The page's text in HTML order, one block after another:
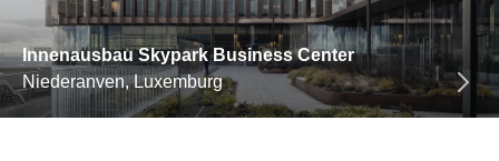
Innenausbau Skypark Business Center
Niederanven, Luxemburg